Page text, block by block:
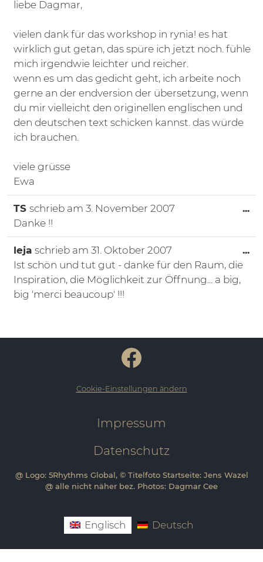
liebe Dagmar,
vielen dank für das workshop in rynia! es hat
wirklich gut getan, das spüre ich jetzt noch. fühle
mich irgendwie leichter und reicher.
wenn es um das gedicht geht, ich arbeite noch
gerne an der endversion der übersetzung, wenn
du mir vielleicht den originellen englischen und
den deutschen text schicken kannst. das würde
ich brauchen.
viele grüsse
Ewa
TS schrieb am 3. November 2007
Danke !!
...
leja schrieb am 31. Oktober 2007
Ist schön und tut gut - danke für den Raum, die
Inspiration, die Möglichkeit zur Öffnung... a big,
big 'merci beaucoup' !!!
...
Cookie-Einstellungen ändern
Impressum
Datenschutz
@ Logo: 5Rhythms Global, © Titelfoto Startseite: Jens Wazel
@ alle nicht näher bez. Photos: Dagmar Cee
Englisch Deutsch